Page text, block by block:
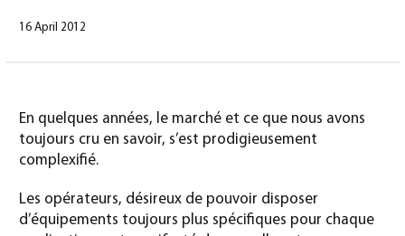
16 April 2012
En quelques années, le marché et ce que nous avons
toujours cru en savoir, s’est prodigieusement
complexifié.
Les opérateurs, désireux de pouvoir disposer
d’équipements toujours plus spécifiques pour chaque